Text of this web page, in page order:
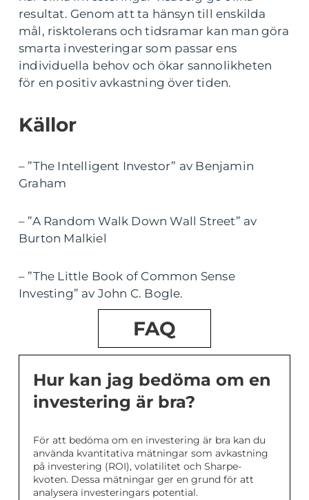
resultat. Genom att ta hänsyn till enskilda
mål, risktolerans och tidsramar kan man göra
smarta investeringar som passar ens
individuella behov och ökar sannolikheten
för en positiv avkastning över tiden.
Källor
– ”The Intelligent Investor” av Benjamin
Graham
– ”A Random Walk Down Wall Street” av
Burton Malkiel
– ”The Little Book of Common Sense
Investing” av John C. Bogle.
FAQ
Hur kan jag bedöma om en
investering är bra?
För att bedöma om en investering är bra kan du
använda kvantitativa mätningar som avkastning
på investering (ROI), volatilitet och Sharpe-
kvoten. Dessa mätningar ger en grund för att
analysera investeringars potential.